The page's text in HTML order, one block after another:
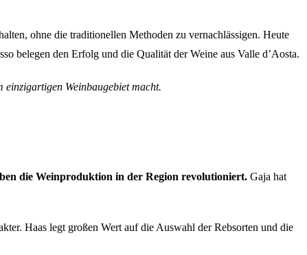
ohne die traditionellen Methoden zu vernachlässigen. Heute
belegen den Erfolg und die Qualität der Weine aus Valle d’Aosta.
einzigartigen Weinbaugebiet macht.
die Weinproduktion in der Region revolutioniert. Gaja hat
Haas legt großen Wert auf die Auswahl der Rebsorten und die